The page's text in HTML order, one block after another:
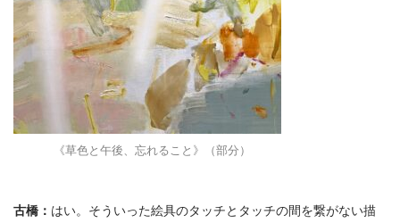
《草色と午後、忘れること》（部分）
古橋： はい。そういった絵具のタッチとタッチの間を繋がない描